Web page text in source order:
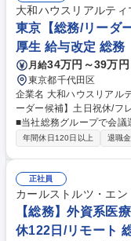
話・社内外からの問い合
■整理整頓・清掃などオフィス環境の維
ンバー】世界的ゲーム企
大和ハウスリアルテ
東京【総務/リーダ
厚生 給与改定 総務
月給34万円～39万円
東京都千代田区
企業名 大和ハウスリアルティマネジ
ーダー候補】土日祝休/フレ
■当社総務グループで会議
ートをお願いいたします
業、警備業）、通信機器
務グループで行っている
す。 変更範囲：当社業務全般 募集職種 東京【総務/リーダー候
休/フレックス・福利厚
年間休日120日以上 退職
正社員
カールストルツ・エ
【総務】外資系医
休122日/リモート